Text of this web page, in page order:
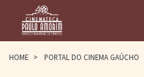
HOME
HOME > PORTAL DO CINEMA GAÚCHO